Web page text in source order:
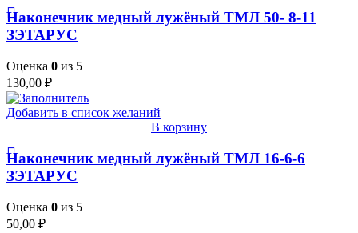
Наконечник медный лужёный ТМЛ 50- 8-11
ЗЭТАРУС
Оценка 0 из 5
130,00 ₽
Добавить в список желаний
В корзину
Наконечник медный лужёный ТМЛ 16-6-6
ЗЭТАРУС
Оценка 0 из 5
50,00 ₽